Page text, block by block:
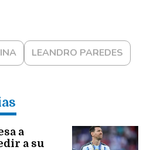
LEANDRO PAREDES
a
a su